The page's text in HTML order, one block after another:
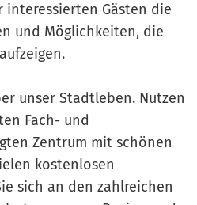
interessierten Gästen die
und Möglichkeiten, die
unser Stadtleben. Nutzen
Fach- und
Zentrum mit schönen
kostenlosen
sich an den zahlreichen